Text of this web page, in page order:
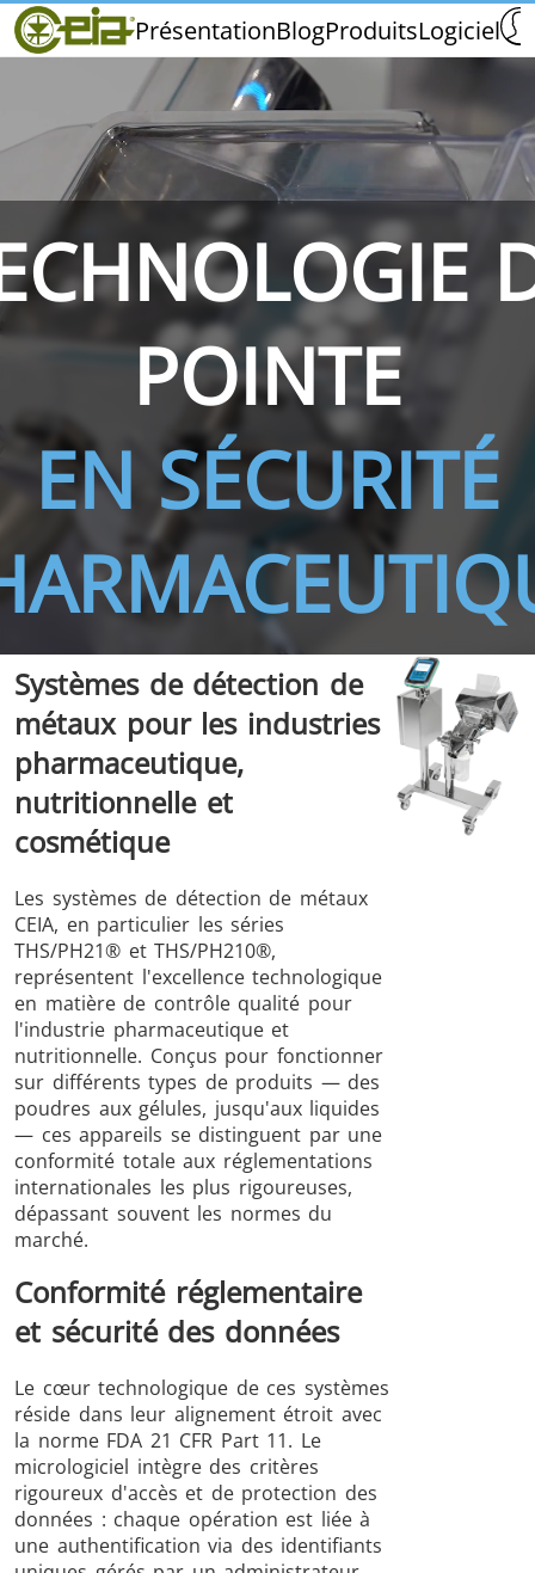
PrésentationBlogProduitsLogiciel
Home
CEIA
Distributeurs
Salons et Événements
THS/PH210 THS/PH210-FFV THS/
THS/PH21N-FB THS/PH21N-FFV
THS/
THS/FBB
THS/MBB
THS/GMS21
THS Production
4.0
MD-SCOPE
POINTE
EN SÉCURITÉ
Systèmes de détection de
métaux pour les industries
pharmaceutique,
nutritionnelle et
cosmétique
Les systèmes de détection de métaux
CEIA, en particulier les séries
THS/PH21® et THS/PH210®,
représentent l'excellence technologique
en matière de contrôle qualité pour
l'industrie pharmaceutique et
nutritionnelle. Conçus pour fonctionner
sur différents types de produits — des
poudres aux gélules, jusqu'aux liquides
— ces appareils se distinguent par une
conformité totale aux réglementations
internationales les plus rigoureuses,
dépassant souvent les normes du
marché.
Conformité réglementaire
et sécurité des données
Le cœur technologique de ces systèmes
réside dans leur alignement étroit avec
la norme FDA 21 CFR Part 11. Le
micrologiciel intègre des critères
rigoureux d'accès et de protection des
données : chaque opération est liée à
une authentification via des identifiants